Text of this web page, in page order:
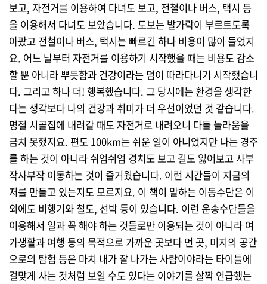
보고, 자전거를 이용하여 다녀도 보고, 전철이나 버스, 택시 등
을 이용해서 다녀도 보았습니다. 도보는 발가락이 부르트도록
아팠고 전철이나 버스, 택시는 빠르긴 하나 비용이 많이 들었지
요. 어느 날부터 자전거를 이용하기 시작했을 때는 비용도 감소
할 뿐 아니라 뿌듯함과 건강이라는 덤이 따라다니기 시작했습니
다. 그리고 하나 더! 행복했습니다. 그 당시에는 환경을 생각한
다는 생각보다 나의 건강과 취미가 더 우선이었던 것 같습니다.
명절 시골집에 내려갈 때도 자전거로 내려오니 다들 놀라움을
금치 못했지요. 편도 100km는 쉬운 일이 아니었지만 나는 경주
를 하는 것이 아니라 쉬엄쉬엄 경치도 보고 길도 잃어보고 사부
작사부작 이동하는 것이 즐거웠습니다. 이런 시간들이 지금의
저를 만들고 있는지도 모르지요. 이 책이 말하는 이동수단은 이
외에도 비행기와 철도, 선박 등이 있습니다. 이런 운송수단들을
이용해서 일과 꼭 해야 하는 것들로만 이용되는 것이 아니라 여
가생활과 여행 등의 목적으로 가까운 곳보다 먼 곳, 미지의 공간
으로의 탐험 등은 마치 내가 잘 나가는 사람이야라는 타이틀에
걸맞게 사는 것처럼 보일 수도 있다는 이야기를 살짝 언급했는